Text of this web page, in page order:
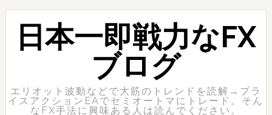
Skip
primary
navigation
Skip
content日本一即戦力なFX
ブログ
エリオット波動などで大筋のトレンドを読解→プラ
イスアクションEAでセミオートマにトレード。そん
なFX手法に興味ある人は読んでください。